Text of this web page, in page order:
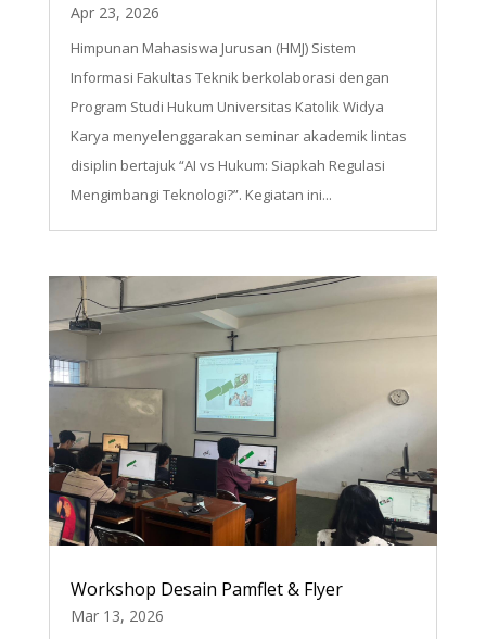
Apr 23, 2026
Himpunan Mahasiswa Jurusan (HMJ) Sistem
Informasi Fakultas Teknik berkolaborasi dengan
Program Studi Hukum Universitas Katolik Widya
Karya menyelenggarakan seminar akademik lintas
disiplin bertajuk “AI vs Hukum: Siapkah Regulasi
Mengimbangi Teknologi?”. Kegiatan ini...
Workshop Desain Pamflet & Flyer
Mar 13, 2026